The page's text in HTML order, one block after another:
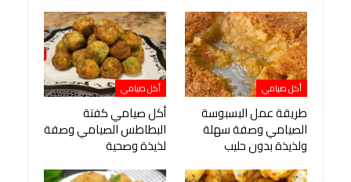
أكل صيامي
طريقة عمل البسبوسة
الصيامي وصفة سهلة
ولذيذة بدون حليب
أكل صيامي
أكل صيامي كفتة
البطاطس الصيامي وصفة
لذيذة وصحية